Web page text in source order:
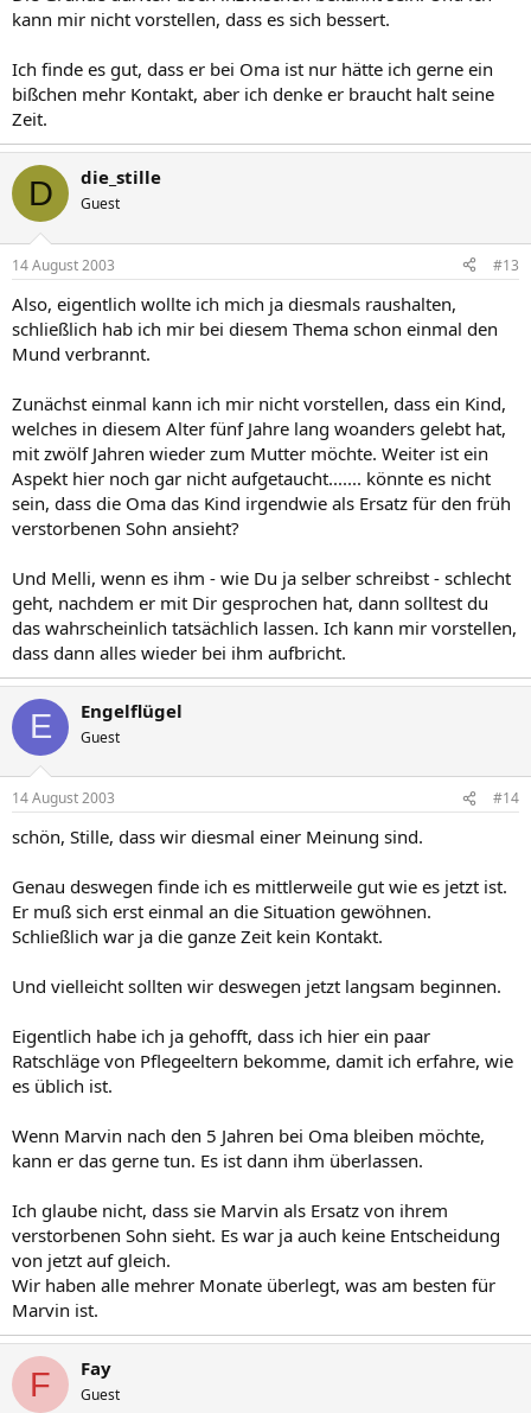
kann mir nicht vorstellen, dass es sich bessert.
Ich finde es gut, dass er bei Oma ist nur hätte ich gerne ein
bißchen mehr Kontakt, aber ich denke er braucht halt seine
Zeit.
D die_stille
Guest
14 August 2003 #13
Also, eigentlich wollte ich mich ja diesmals raushalten,
schließlich hab ich mir bei diesem Thema schon einmal den
Mund verbrannt.
Zunächst einmal kann ich mir nicht vorstellen, dass ein Kind,
welches in diesem Alter fünf Jahre lang woanders gelebt hat,
mit zwölf Jahren wieder zum Mutter möchte. Weiter ist ein
Aspekt hier noch gar nicht aufgetaucht....... könnte es nicht
sein, dass die Oma das Kind irgendwie als Ersatz für den früh
verstorbenen Sohn ansieht?
Und Melli, wenn es ihm - wie Du ja selber schreibst - schlecht
geht, nachdem er mit Dir gesprochen hat, dann solltest du
das wahrscheinlich tatsächlich lassen. Ich kann mir vorstellen,
dass dann alles wieder bei ihm aufbricht.
E Engelflügel
Guest
14 August 2003 #14
schön, Stille, dass wir diesmal einer Meinung sind.
Genau deswegen finde ich es mittlerweile gut wie es jetzt ist.
Er muß sich erst einmal an die Situation gewöhnen.
Schließlich war ja die ganze Zeit kein Kontakt.
Und vielleicht sollten wir deswegen jetzt langsam beginnen.
Eigentlich habe ich ja gehofft, dass ich hier ein paar
Ratschläge von Pflegeeltern bekomme, damit ich erfahre, wie
es üblich ist.
Wenn Marvin nach den 5 Jahren bei Oma bleiben möchte,
kann er das gerne tun. Es ist dann ihm überlassen.
Ich glaube nicht, dass sie Marvin als Ersatz von ihrem
verstorbenen Sohn sieht. Es war ja auch keine Entscheidung
von jetzt auf gleich.
Wir haben alle mehrer Monate überlegt, was am besten für
Marvin ist.
F Fay
Guest